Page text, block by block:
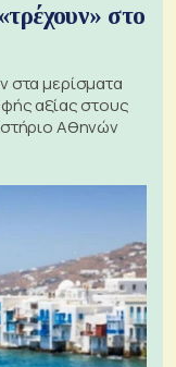
στο
στα μερίσματα
αξίας στους
Αθηνών